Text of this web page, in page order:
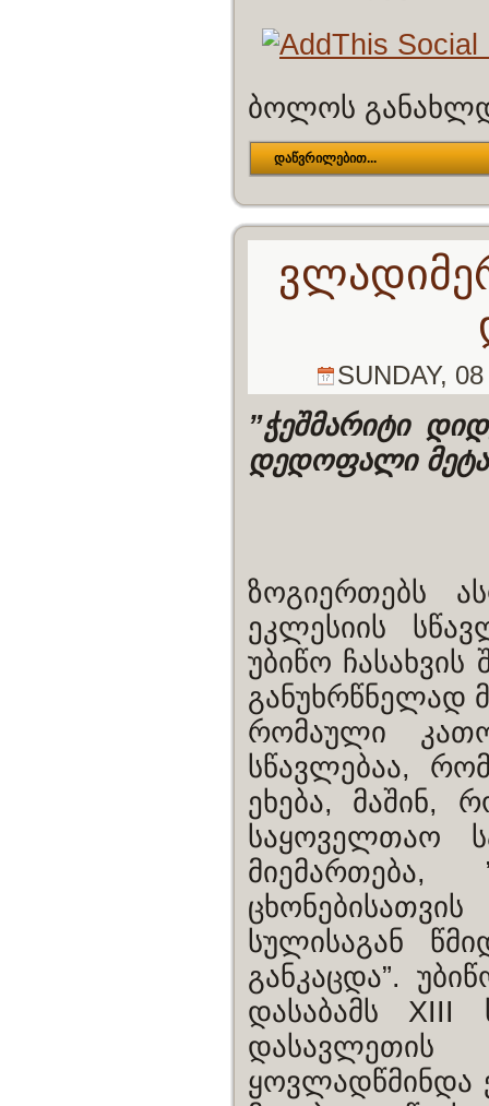
ბოლოს
დაწვრილებით...
SUNDAY,
”ჭეშმარიტი
დედოფალი
ზოგიერთებს
ეკლესიის
უბიწო
განუხრწნელად
რომაული
სწავლებაა,
ეხება, მაშინ,
საყოველთაო
სულისაგან
განკაცდა”.
დასაბამს XIII
დასავლეთის
ყოვლადწმინდა